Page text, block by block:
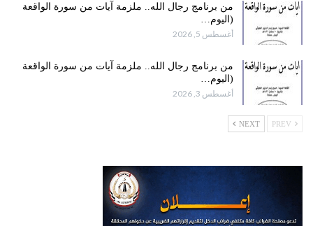
من برنامج رجال الله.. ملزمة آيات من سورة الواقعة
(اليوم…
أغسطس 5, 2026
من برنامج رجال الله.. ملزمة آيات من سورة الواقعة
(اليوم…
أغسطس 3, 2026
NEXT